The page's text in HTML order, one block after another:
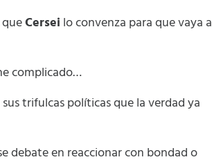
Cersei lo convenza para que vaya a
complicado…
trifulcas políticas que la verdad ya
debate en reaccionar con bondad o